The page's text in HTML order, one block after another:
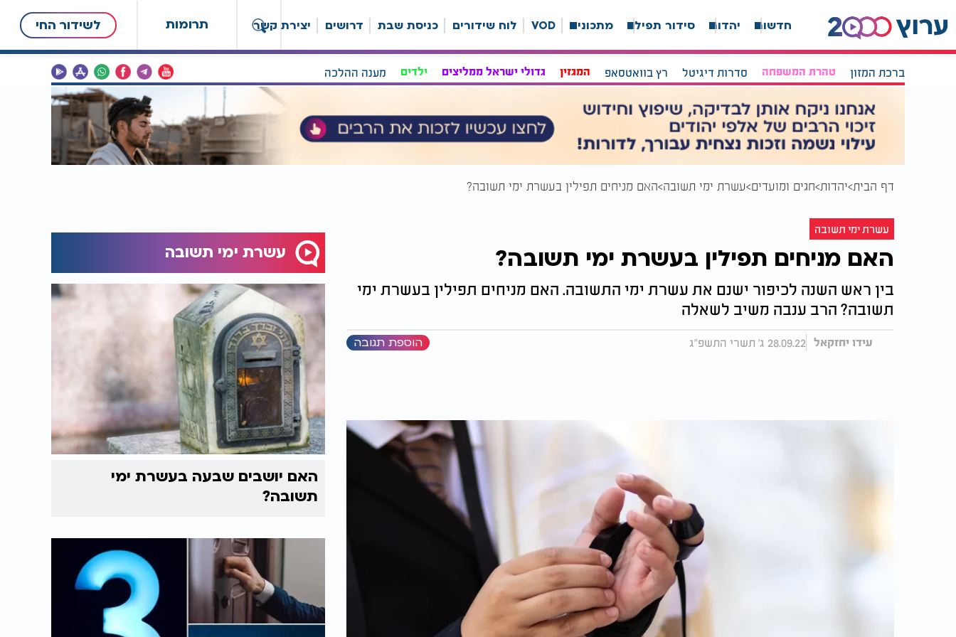
תרומות לשידור החי חדשות יהדות סידור תפילה מתכונים VOD לוח שידורים כניסת שבת דרושים יצירת קשר
ברכת המזון טהרת המשפחה סדרות דיגיטל רץ בוואטסאפ המגזין גדולי ישראל ממליצים ילדים מענה ההלכה
דף הבית יהדות חגים ומועדים עשרת ימי תשובה האם מניחים תפילין בעשרת ימי תשובה?
עשרת ימי תשובה
האם מניחים תפילין בעשרת ימי תשובה?
בין ראש השנה לכיפור ישנם את עשרת ימי התשובה. האם מניחים תפילין בעשרת ימי
תשובה? הרב ענבה משיב לשאלה
עידו יחזקאל 28.09.22 ג' תשרי התשפ"ג הוספת תגובה
עשרת ימי תשובה
האם יושבים שבעה בעשרת ימי
תשובה?